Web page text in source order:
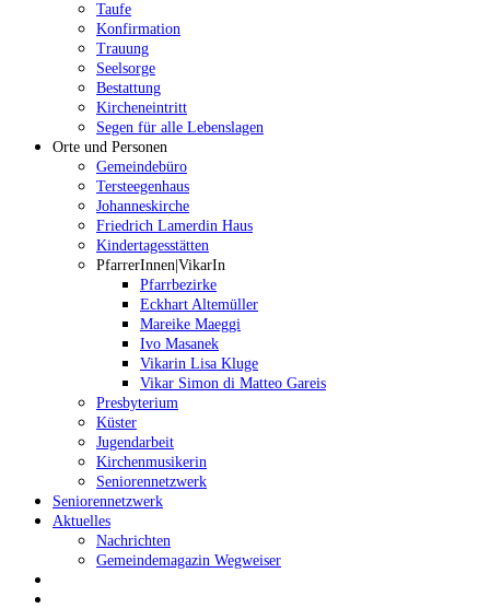
Taufe
Konfirmation
Trauung
Seelsorge
Bestattung
Kircheneintritt
Segen für alle Lebenslagen
Orte und Personen
Gemeindebüro
Tersteegenhaus
Johanneskirche
Friedrich Lamerdin Haus
Kindertagesstätten
PfarrerInnen|VikarIn
Pfarrbezirke
Eckhart Altemüller
Mareike Maeggi
Ivo Masanek
Vikarin Lisa Kluge
Vikar Simon di Matteo Gareis
Presbyterium
Küster
Jugendarbeit
Kirchenmusikerin
Seniorennetzwerk
Seniorennetzwerk
Aktuelles
Nachrichten
Gemeindemagazin Wegweiser